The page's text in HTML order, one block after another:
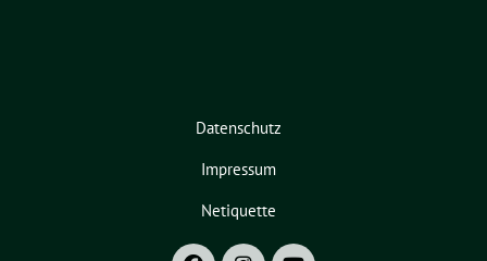
Datenschutz
Impressum
Netiquette